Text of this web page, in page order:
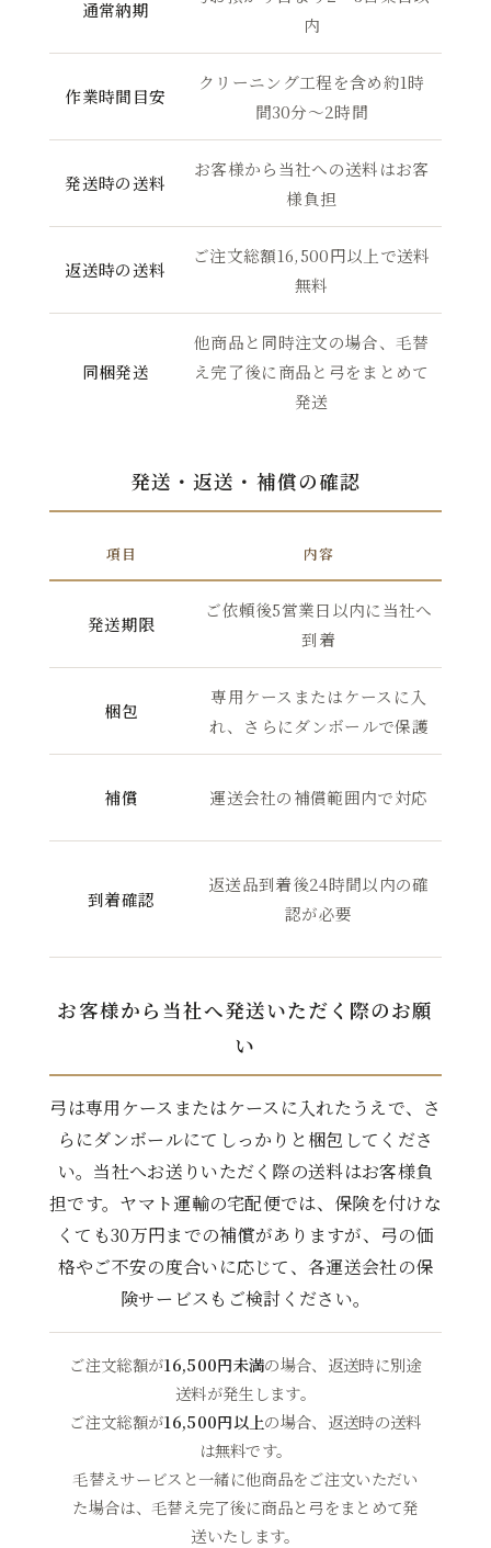
通常納期
内
作業時間目安
クリーニング工程を含め約1時
間30分〜2時間
発送時の送料
お客様から当社への送料はお客
様負担
返送時の送料
ご注文総額16,500円以上で送料
無料
同梱発送
他商品と同時注文の場合、毛替
え完了後に商品と弓をまとめて
発送
発送・返送・補償の確認
項目 内容
発送期限
ご依頼後5営業日以内に当社へ
到着
梱包
専用ケースまたはケースに入
れ、さらにダンボールで保護
補償 運送会社の補償範囲内で対応
到着確認
返送品到着後24時間以内の確
認が必要
お客様から当社へ発送いただく際のお願
い
弓は専用ケースまたはケースに入れたうえで、さ
らにダンボールにてしっかりと梱包してくださ
い。当社へお送りいただく際の送料はお客様負
担です。ヤマト運輸の宅配便では、保険を付けな
くても30万円までの補償がありますが、弓の価
格やご不安の度合いに応じて、各運送会社の保
険サービスもご検討ください。
ご注文総額が16,500円未満の場合、返送時に別途
送料が発生します。
ご注文総額が16,500円以上の場合、返送時の送料
は無料です。
毛替えサービスと一緒に他商品をご注文いただい
た場合は、毛替え完了後に商品と弓をまとめて発
送いたします。